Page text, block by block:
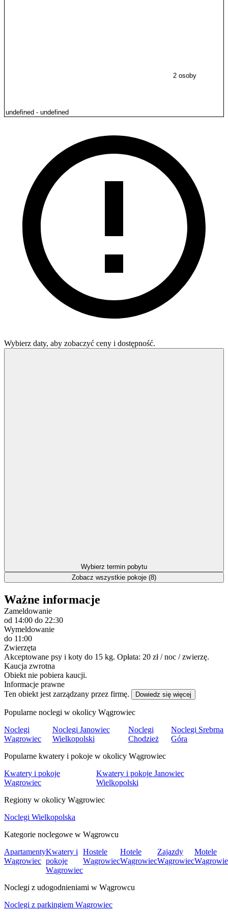
2 osoby
Wybierz daty, aby zobaczyć ceny i dostępność.
Wybierz termin pobytu
Zobacz wszystkie pokoje (8)
Ważne informacje
Zameldowanie
od 14:00 do 22:30
Wymeldowanie
do 11:00
Zwierzęta
Akceptowane psy i koty do 15 kg. Opłata: 20 zł / noc / zwierzę.
Kaucja zwrotna
Obiekt nie pobiera kaucji.
Informacje prawne
Ten obiekt jest zarządzany przez firmę.
Dowiedz się więcej
Popularne noclegi w okolicy Wągrowiec
Noclegi
Wągrowiec
Noclegi Janowiec
Wielkopolski
Noclegi
Chodzież
Noclegi Srebrna
Góra
Popularne kwatery i pokoje w okolicy Wągrowiec
Kwatery i pokoje
Wągrowiec
Kwatery i pokoje Janowiec
Wielkopolski
Regiony w okolicy Wągrowiec
Noclegi Wielkopolska
Kategorie noclegowe w Wągrowcu
Apartamenty
Wągrowiec
Kwatery i
pokoje
Wągrowiec
Hostele
Wągrowiec
Hotele
Wągrowiec
Zajazdy
Wągrowiec
Motele
Noclegi z udogodnieniami w Wągrowcu
Noclegi z parkingiem Wągrowiec